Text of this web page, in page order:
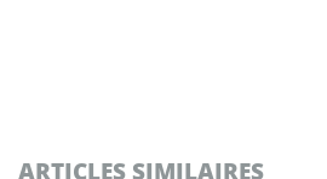
ARTICLES SIMILAIRES